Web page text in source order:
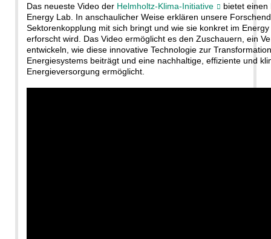
Das neueste Video der Helmholtz-Klima-Initiative
bietet einen
Energy Lab. In anschaulicher Weise erklären unsere
Sektorenkopplung mit sich bringt und wie sie konkret im
erforscht wird. Das Video ermöglicht es den Zuschauern, ein
entwickeln, wie diese innovative Technologie zur
Energiesystems beiträgt und eine nachhaltige, effiziente und
Energieversorgung ermöglicht.